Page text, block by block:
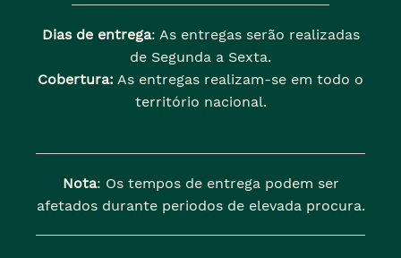
Dias de entrega: As entregas serão realizadas
de Segunda a Sexta.
Cobertura: As entregas realizam-se em todo o
território nacional.
Nota: Os tempos de entrega podem ser
afetados durante periodos de elevada procura.